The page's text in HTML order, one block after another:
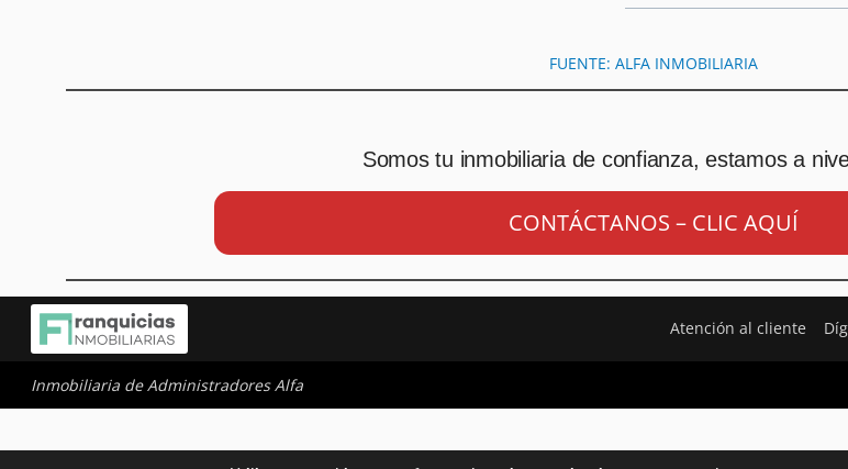
FUENTE: ALFA INMOBILIARIA
Somos tu inmobiliaria de confianza, estamos a
CONTÁCTANOS – CLIC AQUÍ
Atención al cliente
Inmobiliaria de Administradores Alfa